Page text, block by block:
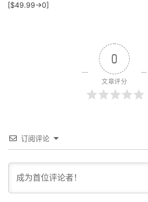
[$49.99→0]
0
文章评分
订阅评论